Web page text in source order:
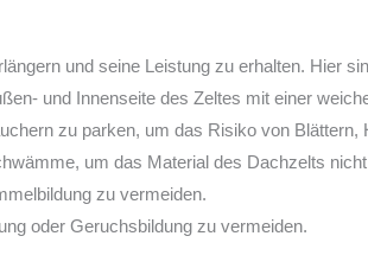
und seine Leistung zu erhalten. Hier
und Innenseite des Zeltes mit einer
zu parken, um das Risiko von
um das Material des Dachzelts
zu vermeiden.
oder Geruchsbildung zu vermeiden.